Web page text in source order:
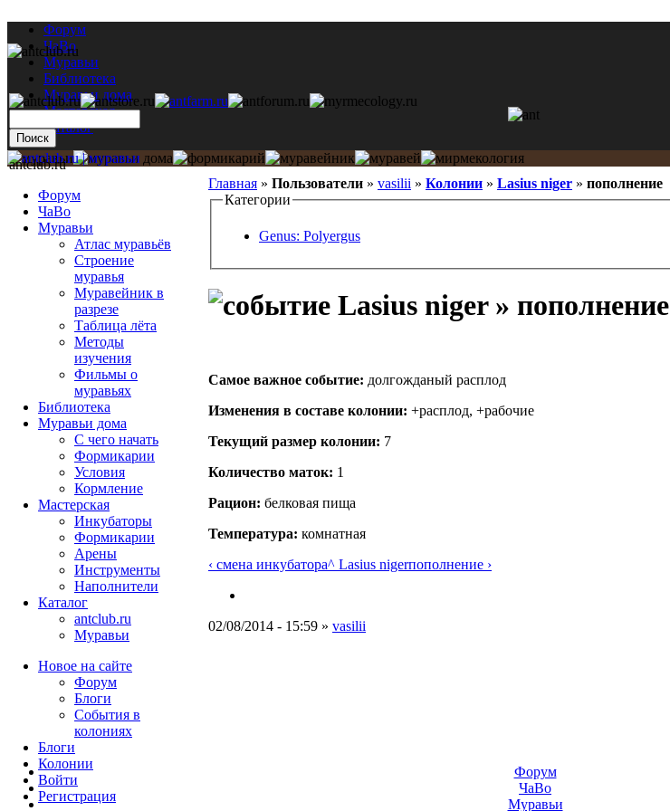
Форум
ЧаВо
Муравьи
Библиотека
Муравьи дома
Мастерская
Каталог
Главная » Пользователи » vasilii » Колонии » Lasius niger » пополнение
Категории
Genus: Polyergus
Lasius niger » пополнение
Самое важное событие: долгожданый расплод
Изменения в составе кoлонии: +расплод, +рабочие
Текущий размер кoлонии: 7
Количество маток: 1
Рацион: белковая пища
Температура: комнатная
‹ смена инкубатора^ Lasius nigerпополнение ›
02/08/2014 - 15:59 » vasilii
antclub.ru
Форум
ЧаВо
Муравьи
Атлас муравьёв
Строение
муравья
Муравейник в
разрезе
Таблица лёта
Методы
изучения
Фильмы о
муравьях
Библиотека
Муравьи дома
С чего начать
Формикарии
Условия
Кормление
Мастерская
Инкубаторы
Формикарии
Арены
Инструменты
Наполнители
Каталог
antclub.ru
Муравьи
Новое на сайте
Форум
Блоги
События в
колониях
Блоги
Колонии
Войти
Peгиcтpaция
Форум
ЧаВо
Муравьи